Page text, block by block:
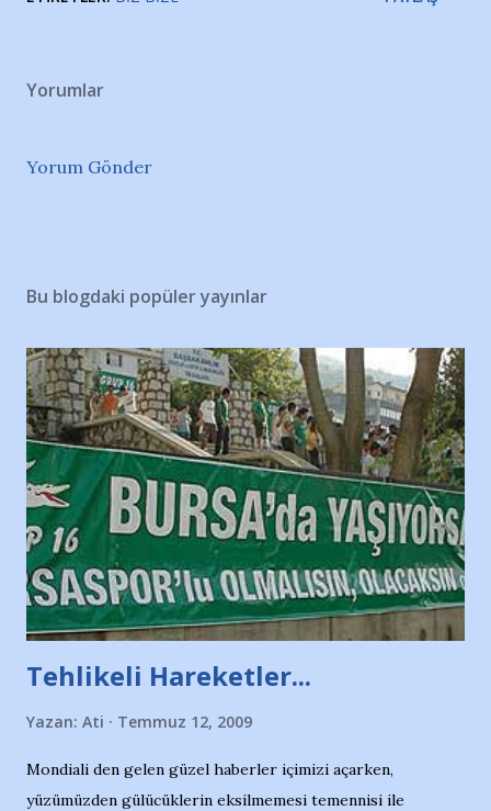
Yorumlar
Yorum Gönder
Bu blogdaki popüler yayınlar
Tehlikeli Hareketler...
Yazan: Ati Temmuz 12, 2009
Mondiali den gelen güzel haberler içimizi açarken,
yüzümüzden gülücüklerin eksilmemesi temennisi ile